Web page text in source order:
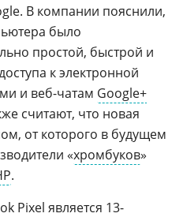
В компании пояснили,
было
простой, быстрой и
к электронной
и веб-чатам Google+
считают, что новая
от которого в будущем
«хромбуков»
.
Pixel является 13-